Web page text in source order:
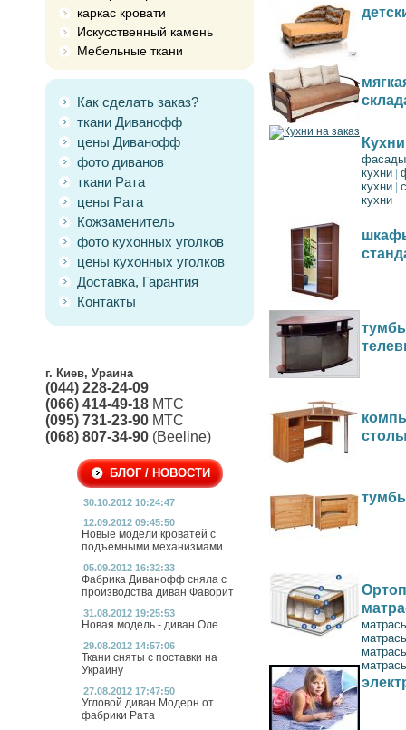
каркас кровати
Искусственный камень
Мебельные ткани
Как сделать заказ?
ткани Диванофф
цены Диванофф
фото диванов
ткани Рата
цены Рата
Кожзаменитель
фото кухонных уголков
цены кухонных уголков
Доставка, Гарантия
Контакты
г. Киев, Ураина
(044) 228-24-09
(066) 414-49-18 МТС
(095) 731-23-90 МТС
(068) 807-34-90 (Beeline)
БЛОГ / НОВОСТИ
30.10.2012 10:24:47
12.09.2012 09:45:50
Новые модели кроватей с
подъемными механизмами
05.09.2012 16:32:33
Фабрика Диванофф сняла с
производства диван Фаворит
31.08.2012 19:25:53
Новая модель - диван Оле
29.08.2012 14:57:06
Ткани сняты с поставки на
Украину
27.08.2012 17:47:50
Угловой диван Модерн от
фабрики Рата
фасады
кухни
кухни
кухни